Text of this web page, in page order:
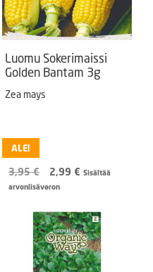
Luomu Sokerimaissi
Golden Bantam 3g
Zea mays
ALE!
3,95€
Alkuperäinen
hinta
3,95 €.
2,99 € Nykyinen
2,99 €.
Sisältää
arvonlisäveron